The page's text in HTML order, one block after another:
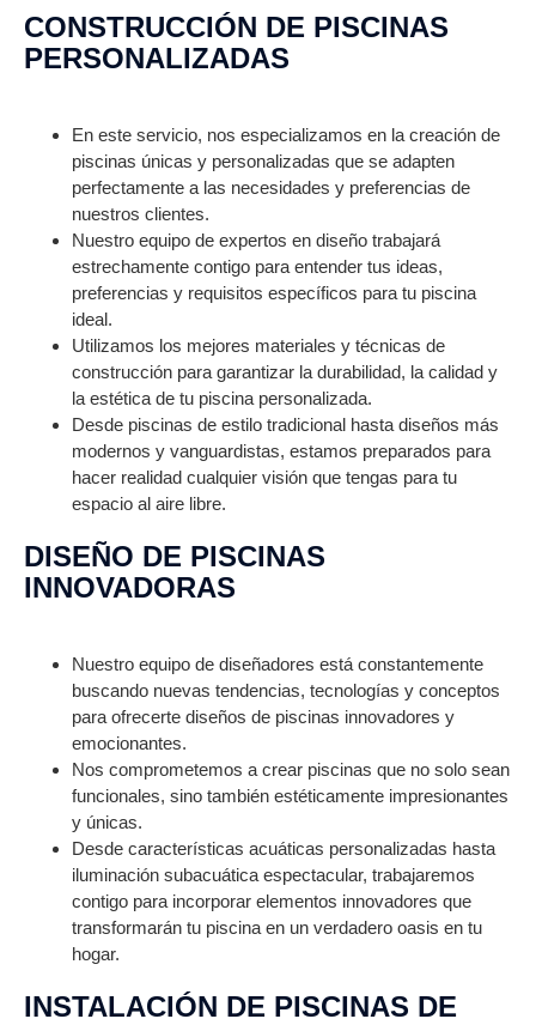
CONSTRUCCIÓN DE PISCINAS
PERSONALIZADAS
En este servicio, nos especializamos en la creación de
piscinas únicas y personalizadas que se adapten
perfectamente a las necesidades y preferencias de
nuestros clientes.
Nuestro equipo de expertos en diseño trabajará
estrechamente contigo para entender tus ideas,
preferencias y requisitos específicos para tu piscina
ideal.
Utilizamos los mejores materiales y técnicas de
construcción para garantizar la durabilidad, la calidad y
la estética de tu piscina personalizada.
Desde piscinas de estilo tradicional hasta diseños más
modernos y vanguardistas, estamos preparados para
hacer realidad cualquier visión que tengas para tu
espacio al aire libre.
DISEÑO DE PISCINAS
INNOVADORAS
Nuestro equipo de diseñadores está constantemente
buscando nuevas tendencias, tecnologías y conceptos
para ofrecerte diseños de piscinas innovadores y
emocionantes.
Nos comprometemos a crear piscinas que no solo sean
funcionales, sino también estéticamente impresionantes
y únicas.
Desde características acuáticas personalizadas hasta
iluminación subacuática espectacular, trabajaremos
contigo para incorporar elementos innovadores que
transformarán tu piscina en un verdadero oasis en tu
hogar.
INSTALACIÓN DE PISCINAS DE